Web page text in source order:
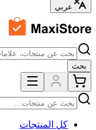
عربي
بحث
كل المنتجات